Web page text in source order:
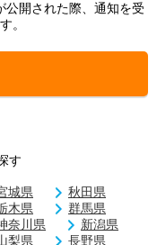
公開された際、通知を受
。
す
城県
秋田県
木県
群馬県
奈川県
新潟県
梨県
長野県